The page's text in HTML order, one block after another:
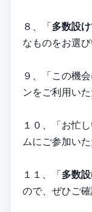
８、「多数設
なものをお選
９、「この機会
ンをご利用い
１０、「お忙し
ムにご参加い
１１、「多数
ので、ぜひご確